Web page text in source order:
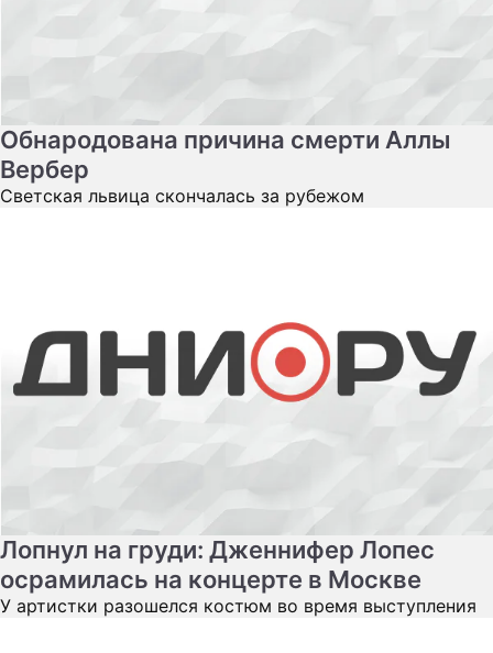
Обнародована причина смерти Аллы
Вербер
Светская львица скончалась за рубежом
Лопнул на груди: Дженнифер Лопес
осрамилась на концерте в Москве
У артистки разошелся костюм во время выступления